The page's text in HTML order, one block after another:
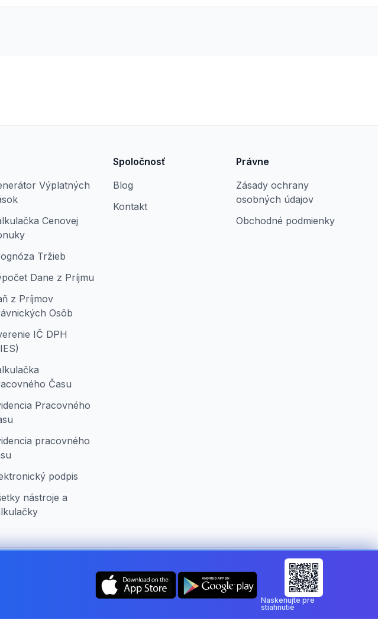
Výplatných
Cenovej
Tržieb
Dane z Príjmu
z Príjmov
Osôb
IČ DPH
Času
Pracovného
pracovného
podpis
nástroje a
Spoločnosť
Blog
Kontakt
Právne
Zásady ochrany
osobných údajov
Obchodné podmienky
Zmeniť krajinu:
Naskenujte pre
stiahnutie